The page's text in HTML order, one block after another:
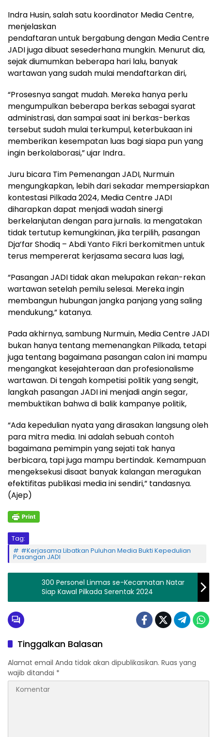
Indra Husin, salah satu koordinator Media Centre,
menjelaskan
pendaftaran untuk bergabung dengan Media Centre
JADI juga dibuat sesederhana mungkin. Menurut dia,
sejak diumumkan beberapa hari lalu, banyak
wartawan yang sudah mulai mendaftarkan diri,
“Prosesnya sangat mudah. Mereka hanya perlu
mengumpulkan beberapa berkas sebagai syarat
administrasi, dan sampai saat ini berkas-berkas
tersebut sudah mulai terkumpul, keterbukaan ini
memberikan kesempatan luas bagi siapa pun yang
ingin berkolaborasi,” ujar Indra..
Juru bicara Tim Pemenangan JADI, Nurmuin
mengungkapkan, lebih dari sekadar mempersiapkan
kontestasi Pilkada 2024, Media Centre JADI
diharapkan dapat menjadi wadah sinergi
berkelanjutan dengan para jurnalis. Ia mengatakan
tidak tertutup kemungkinan, jika terpilih, pasangan
Dja’far Shodiq – Abdi Yanto Fikri berkomitmen untuk
terus mempererat kerjasama secara luas lagi,
“Pasangan JADI tidak akan melupakan rekan-rekan
wartawan setelah pemilu selesai. Mereka ingin
membangun hubungan jangka panjang yang saling
mendukung,” katanya.
Pada akhirnya, sambung Nurmuin, Media Centre JADI
bukan hanya tentang memenangkan Pilkada, tetapi
juga tentang bagaimana pasangan calon ini mampu
mengangkat kesejahteraan dan profesionalisme
wartawan. Di tengah kompetisi politik yang sengit,
langkah pasangan JADI ini menjadi angin segar,
membuktikan bahwa di balik kampanye politik,
“Ada kepedulian nyata yang dirasakan langsung oleh
para mitra media. Ini adalah sebuah contoh
bagaimana pemimpin yang sejati tak hanya
berbicara, tapi juga mampu bertindak. Kemampuan
mengeksekusi disaat banyak kalangan meragukan
efektifitas publikasi media ini sendiri,” tandasnya.
(Ajep)
Tag:
#Kerjasama Libatkan Puluhan Media Bukti Kepedulian
Pasangan JADI
300 Personel Linmas se-Kecamatan Natar
Siap Kawal Pilkada Serentak 2024
Tinggalkan Balasan
Alamat email Anda tidak akan dipublikasikan. Ruas yang
wajib ditandai *